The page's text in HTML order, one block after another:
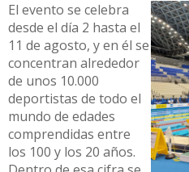
El evento se celebra
desde el día 2 hasta el
11 de agosto, y en él se
concentran alrededor
de unos 10.000
deportistas de todo el
mundo de edades
comprendidas entre
los 100 y los 20 años.